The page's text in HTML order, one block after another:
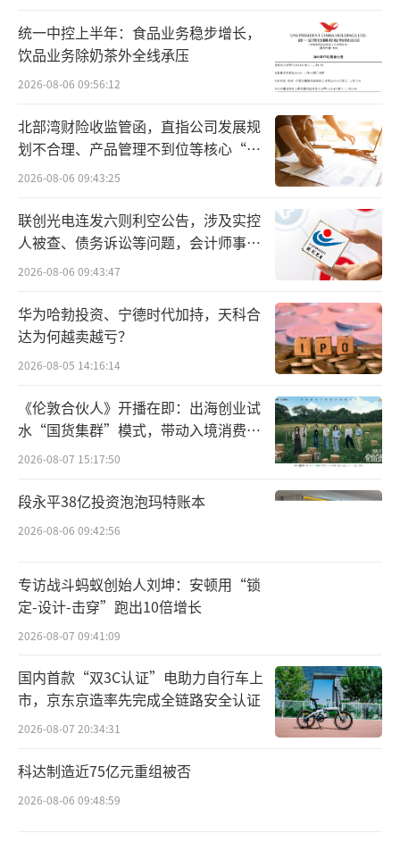
商标疑云
近年来，零添加酱油、食醋等被打上零添
加标签的产品在调味品行业越来越流行。千禾
味业作为主打零添加系列产品的调味品企业之
一，其零添加产品包装上醒目的“千禾0”字样
也被消费者熟知。但近日，千禾零添加调味品
却在许多社交平台上引起了广泛讨论。有不少
消费者质疑，千禾瓶身上的“千禾0”含义其实
千禾味业在2007年提出“零添加”概念，
并于2008年推出首款零添加产品，2015年11月
专门成立电商部进行运营，主打零添加产品。
此后，千禾味业便围绕“零添加”概念注册一
系列商标。
企查查信息显示，千禾味业食品有限公司
商标信息有339个。其中，2018年9月，千禾味
业申请并成功注册了30类“千禾零”“千禾零
加”“千禾0”“千禾0+”“千禾零零”商标，
不过这时候的商标图案是“千禾0+”，还没有
出现后来消费者熟悉的上方“千禾”小字、下
方大大的“0”商标图案。
2018年12月5日，千禾味业又申请了“千
统一中控上半年：食品业务稳步增长，
饮品业务除奶茶外全线承压
2026-08-06 09:56:12
北部湾财险收监管函，直指公司发展规
划不合理、产品管理不到位等核心“痛
点”
2026-08-06 09:43:25
联创光电连发六则利空公告，涉及实控
人被查、债务诉讼等问题，会计师事务
所曾出具“保留意见”
2026-08-06 09:43:47
华为哈勃投资、宁德时代加持，天科合
达为何越卖越亏？
2026-08-05 14:16:14
《伦敦合伙人》开播在即：出海创业试
水“国货集群”模式，带动入境消费反
向种草
2026-08-07 15:17:50
段永平38亿投资泡泡玛特账本
2026-08-06 09:42:56
专访战斗蚂蚁创始人刘坤：安顿用“锁
定-设计-击穿”跑出10倍增长
2026-08-07 09:41:09
国内首款“双3C认证”电助力自行车上
市，京东京造率先完成全链路安全认证
2026-08-07 20:34:31
科达制造近75亿元重组被否
2026-08-06 09:48:59